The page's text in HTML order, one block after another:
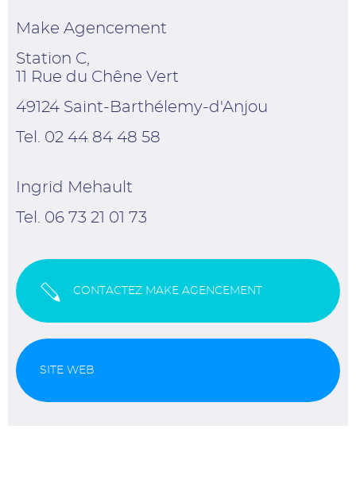
Make Agencement
Station C,
11 Rue du Chêne Vert
49124 Saint-Barthélemy-d'Anjou
Tel. 02 44 84 48 58
Ingrid Mehault
Tel. 06 73 21 01 73
CONTACTEZ MAKE AGENCEMENT
SITE WEB